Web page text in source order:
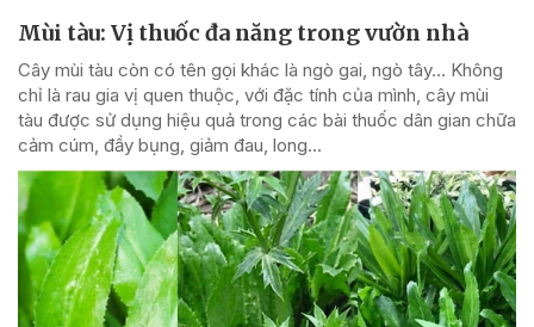
Mùi tàu: Vị thuốc đa năng trong vườn nhà
Cây mùi tàu còn có tên gọi khác là ngò gai, ngò tây… Không
chỉ là rau gia vị quen thuộc, với đặc tính của mình, cây mùi
tàu được sử dụng hiệu quả trong các bài thuốc dân gian chữa
cảm cúm, đầy bụng, giảm đau, long...